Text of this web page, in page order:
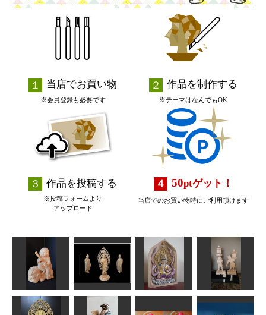
当店でお買い物
※会員登録も必要です
作品を制作する
※テーマはなんでもOK
作品を投稿する
※投稿フォームより
アップロード
50ptゲット！
当店でのお買い物時にご利用頂けます